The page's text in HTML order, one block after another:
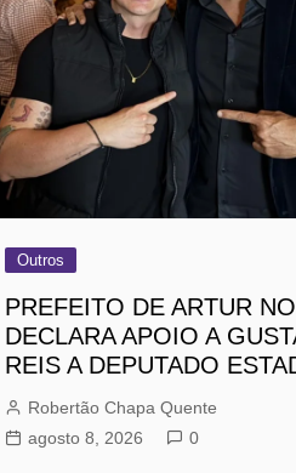
Outros
PREFEITO DE ARTUR
DECLARA APOIO A
REIS A DEPUTADO
Robertão Chapa Quente
agosto 8, 2026
0